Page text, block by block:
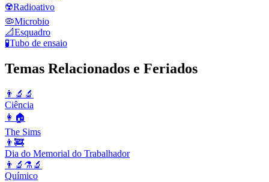
☢️Radioativo
🦠Microbio
📐Esquadro
🧪Tubo de ensaio
Temas Relacionados e Feriados
👨‍🔬🔬
Ciência
👩🏠
The Sims
👨‍🚒
Dia do Memorial do Trabalhador
👨‍🔬⚗️🔬
Químico